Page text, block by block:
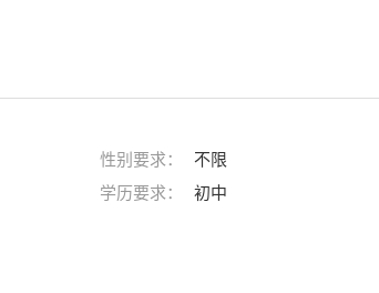
性别要求：
不限
学历要求：
初中